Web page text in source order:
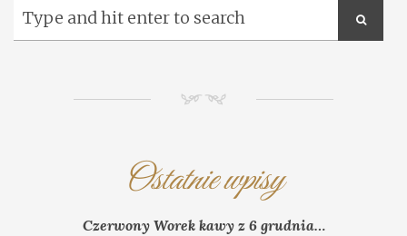
NM
Ostatnie wpisy
Czerwony Worek kawy z 6 grudnia…